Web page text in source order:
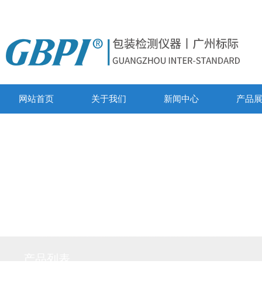
网站首页 关于我们 新闻中心 产品